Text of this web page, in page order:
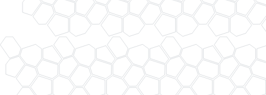
Commission de
l’Enseignement, de la
Formation professionnelle, des
Personnes handicapées, du